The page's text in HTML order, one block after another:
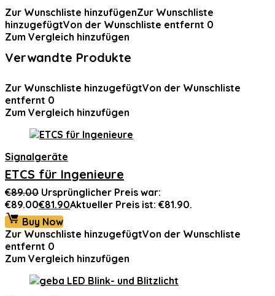
Zur Wunschliste hinzufügenZur Wunschliste
hinzugefügtVon der Wunschliste entfernt 0
Zum Vergleich hinzufügen
Verwandte Produkte
Zur Wunschliste hinzugefügtVon der Wunschliste
entfernt 0
Zum Vergleich hinzufügen
Signalgeräte
ETCS für Ingenieure
€89.00 Ursprünglicher Preis war:
€89.00€81.90Aktueller Preis ist: €81.90.
Buy Now
Zur Wunschliste hinzugefügtVon der Wunschliste
entfernt 0
Zum Vergleich hinzufügen